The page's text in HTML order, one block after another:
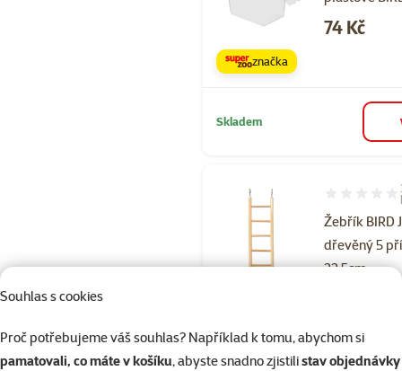
Souhlas s cookies
Proč potřebujeme váš souhlas? Například k tomu, abychom si
pamatovali, co máte v košíku, abyste snadno zjistilistav objednávky
Cena
74 Kč
značka
Skladem
Žebřík BIRD
dřevěný 5
22,5cm
Hodnocení
family
značka